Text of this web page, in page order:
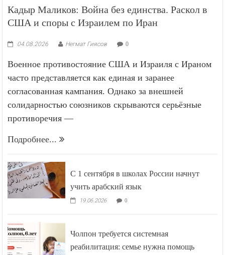
Кадыр Маликов: Война без единства. Раскол в
США и споры с Израилем по Иран
04.08.2026 Негмат Гиясов 0
Военное противостояние США и Израиля с Ираном
часто представляется как единая и заранее
согласованная кампания. Однако за внешней
солидарностью союзников скрываются серьёзные
противоречия —
Подробнее...
С 1 сентября в школах России начнут
учить арабский язык
19.06.2026 0
Чолпон требуется системная
реабилитация: семье нужна помощь